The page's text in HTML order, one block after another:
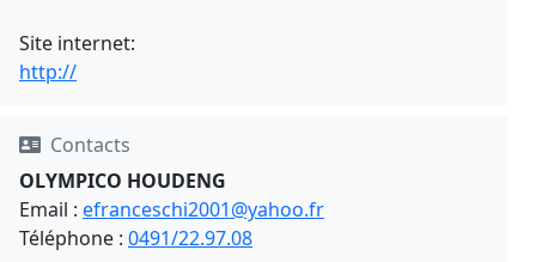
Site internet:
http://
Contacts
OLYMPICO HOUDENG
Email : efranceschi2001@yahoo.fr
Téléphone : 0491/22.97.08